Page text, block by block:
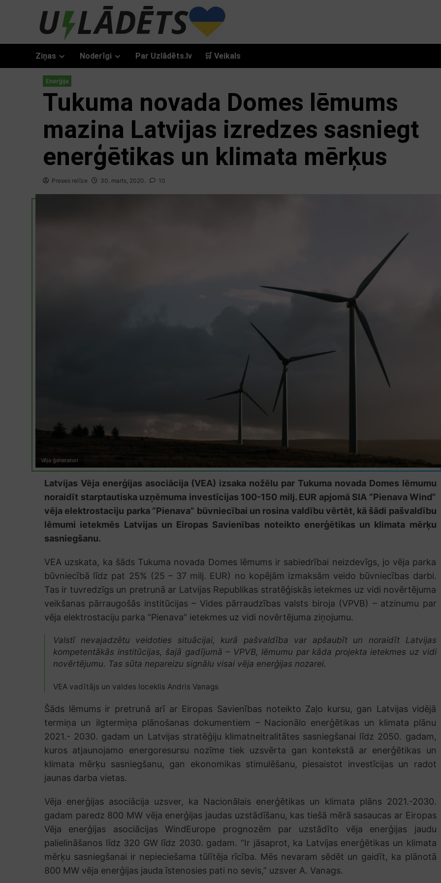
Ziņas Noderīgi Par Uzlādēts.lv 🛒 Veikals
Enerģija
Tukuma novada Domes lēmums
mazina Latvijas izredzes sasniegt
enerģētikas un klimata mērķus
Preses relīze 30. marts, 2020. 10
Vēja ģeneratori
Latvijas Vēja enerģijas asociācija (VEA) izsaka nožēlu par Tukuma novada Domes lēmumu
noraidīt starptautiska uzņēmuma investīcijas 100-150 milj. EUR apjomā SIA “Pienava Wind”
vēja elektrostaciju parka “Pienava” būvniecībai un rosina valdību vērtēt, kā šādi pašvaldību
lēmumi ietekmēs Latvijas un Eiropas Savienības noteikto enerģētikas un klimata mērķu
sasniegšanu.
VEA uzskata, ka šāds Tukuma novada Domes lēmums ir sabiedrībai neizdevīgs, jo vēja parka
būvniecībā līdz pat 25% (25 – 37 milj. EUR) no kopējām izmaksām veido būvniecības darbi.
Tas ir tuvredzīgs un pretrunā ar Latvijas Republikas stratēģiskās ietekmes uz vidi novērtējuma
veikšanas pārraugošās institūcijas – Vides pārraudzības valsts biroja (VPVB) – atzinumu par
vēja elektrostaciju parka “Pienava” ietekmes uz vidi novērtējuma ziņojumu.
Valstī nevajadzētu veidoties situācijai, kurā pašvaldība var apšaubīt un noraidīt Latvijas
kompetentākās institūcijas, šajā gadījumā – VPVB, lēmumu par kāda projekta ietekmes uz vidi
novērtējumu. Tas sūta nepareizu signālu visai vēja enerģijas nozarei.
VEA vadītājs un valdes loceklis Andris Vanags
Šāds lēmums ir pretrunā arī ar Eiropas Savienības noteikto Zaļo kursu, gan Latvijas vidējā
termiņa un ilgtermiņa plānošanas dokumentiem – Nacionālo enerģētikas un klimata plānu
2021.- 2030. gadam un Latvijas stratēģiju klimatneitralitātes sasniegšanai līdz 2050. gadam,
kuros atjaunojamo energoresursu nozīme tiek uzsvērta gan kontekstā ar enerģētikas un
klimata mērķu sasniegšanu, gan ekonomikas stimulēšanu, piesaistot investīcijas un radot
jaunas darba vietas.
Vēja enerģijas asociācija uzsver, ka Nacionālais enerģētikas un klimata plāns 2021.-2030.
gadam paredz 800 MW vēja enerģijas jaudas uzstādīšanu, kas tiešā mērā sasaucas ar Eiropas
Vēja enerģijas asociācijas WindEurope prognozēm par uzstādīto vēja enerģijas jaudu
palielināšanos līdz 320 GW līdz 2030. gadam. “Ir jāsaprot, ka Latvijas enerģētikas un klimata
mērķu sasniegšanai ir nepieciešama tūlītēja rīcība. Mēs nevaram sēdēt un gaidīt, ka plānotā
800 MW vēja enerģijas jauda īstenosies pati no sevis,” uzsver A. Vanags.